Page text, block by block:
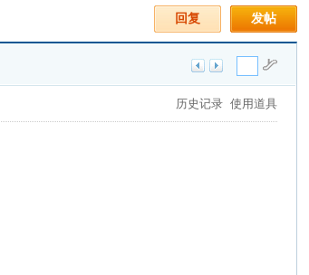
发帖
回复
历史记录 使用道具